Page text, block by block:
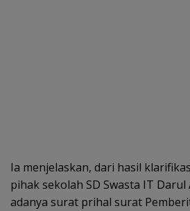
Ia menjelaskan, dari hasil
pihak sekolah SD Swasta IT
adanya surat prihal surat